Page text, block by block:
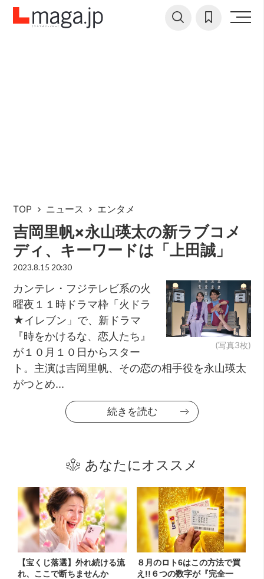
TOP ニュース エンタメ
吉岡里帆×永山瑛太の新ラブコメ
ディ、キーワードは「上田誠」
2023.8.15 20:30
(写真3枚)
カンテレ・フジテレビ系の火
曜夜１１時ドラマ枠「火ドラ
★イレブン」で、新ドラマ
『時をかけるな、恋人たち』
が１０月１０日からスター
ト。主演は吉岡里帆、その恋の相手役を永山瑛太
がつとめ...
続きを読む
あなたにオススメ
【宝くじ落選】外れ続ける流
れ、ここで断ちませんか
８月のロト6はこの方法で買
え!!６つの数字が『完全一